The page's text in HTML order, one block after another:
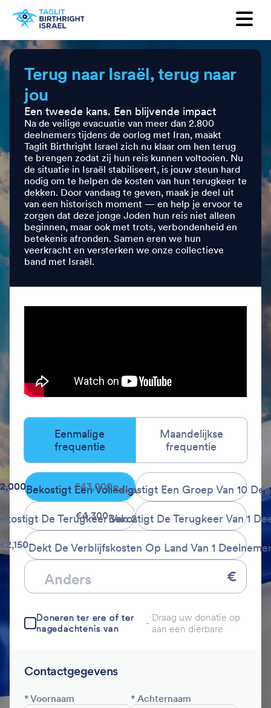
Terug naar Israël, terug naar
jou
Een tweede kans. Een blijvende impact
Na de veilige evacuatie van meer dan 2.800
deelnemers tijdens de oorlog met Iran, maakt
Taglit Birthright Israel zich nu klaar om hen terug
te brengen zodat zij hun reis kunnen voltooien. Nu
de situatie in Israël stabiliseert, is jouw steun hard
nodig om te helpen de kosten van hun terugkeer te
dekken. Door vandaag te geven, maak je deel uit
van een historisch moment — en help je ervoor te
zorgen dat deze jonge Joden hun reis niet alleen
beginnen, maar ook met trots, verbondenheid en
betekenis afronden. Samen eren we hun
veerkracht en versterken we onze collectieve
band met Israël.
Eenmalige
frequentie
Maandelijkse
frequentie
Bekostigt Een Volledige Groep
€43,000Bekostigt Een Groep Van 10
De Terugkeer Van 2 Deelnemers
€4,300Bekostigt De Terugkeer Van 1
Dekt De Verblijfskosten Op Land Van 1
€
Doneren ter ere of ter
nagedachtenis van
- Draag uw donatie op
aan een dierbare
Contactgegevens
* Voornaam * Achternaam
Want to receive our newsletter?
Email
Country